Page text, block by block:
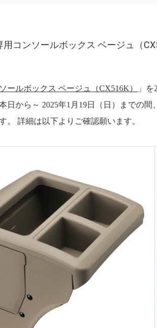
用コンソールボックス ベージュ（
ールボックス ベージュ（CX516K）
」
日から～ 2025年1月19日（日）までの
。 詳細は以下よりご確認願います。